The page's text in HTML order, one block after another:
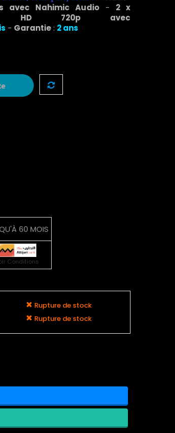
avec Nahimic Audio- 2 x
HD 720p avec
- Garantie: 2 ans
60 MOIS
Conditions
Rupture de stock
Rupture de stock